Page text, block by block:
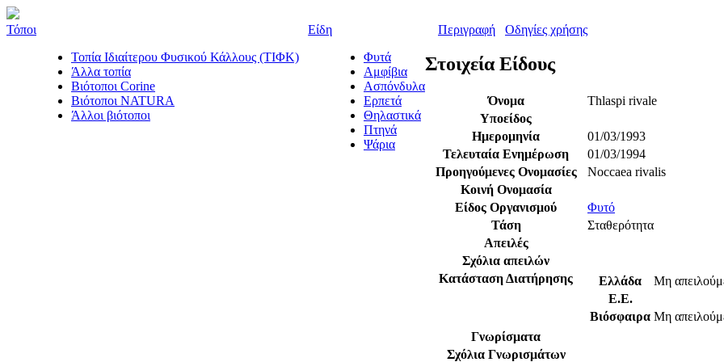
Τόποι
Τοπία Ιδιαίτερου Φυσικού Κάλλους (ΤΙΦΚ)
Άλλα τοπία
Βιότοποι Corine
Βιότοποι NATURA
Άλλοι βιότοποι
Είδη
Φυτά
Αμφίβια
Ασπόνδυλα
Ερπετά
Θηλαστικά
Πτηνά
Ψάρια
Περιγραφή Οδηγίες χρήσης
Στοιχεία Είδους
Όνομα
Thlaspi rivale
Υποείδος
Ημερομηνία
01/03/1993
Τελευταία Ενημέρωση
01/03/1994
Προηγούμενες Oνομασίες
Noccaea rivalis
Κοινή Ονομασία
Είδος Οργανισμού
Φυτό
Τάση
Σταθερότητα
Απειλές
Σχόλια απειλών
Κατάσταση Διατήρησης
Ελλάδα
Μη
Ε.Ε.
Βιόσφαιρα Μη
Γνωρίσματα
Σχόλια Γνωρισμάτων